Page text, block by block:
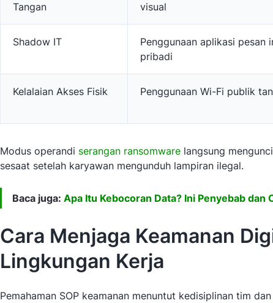
Tangan
visual
Shadow IT
Penggunaan aplikasi pesan
pribadi
Kelalaian Akses Fisik Penggunaan Wi-Fi publik
Modus operandi serangan ransomware langsung
sesaat setelah karyawan mengunduh lampiran ilegal.
Baca juga: Apa Itu Kebocoran Data? Ini Penyebab dan
Cara Menjaga Keamanan
Lingkungan Kerja
Pemahaman SOP keamanan menuntut kedisiplinan tim